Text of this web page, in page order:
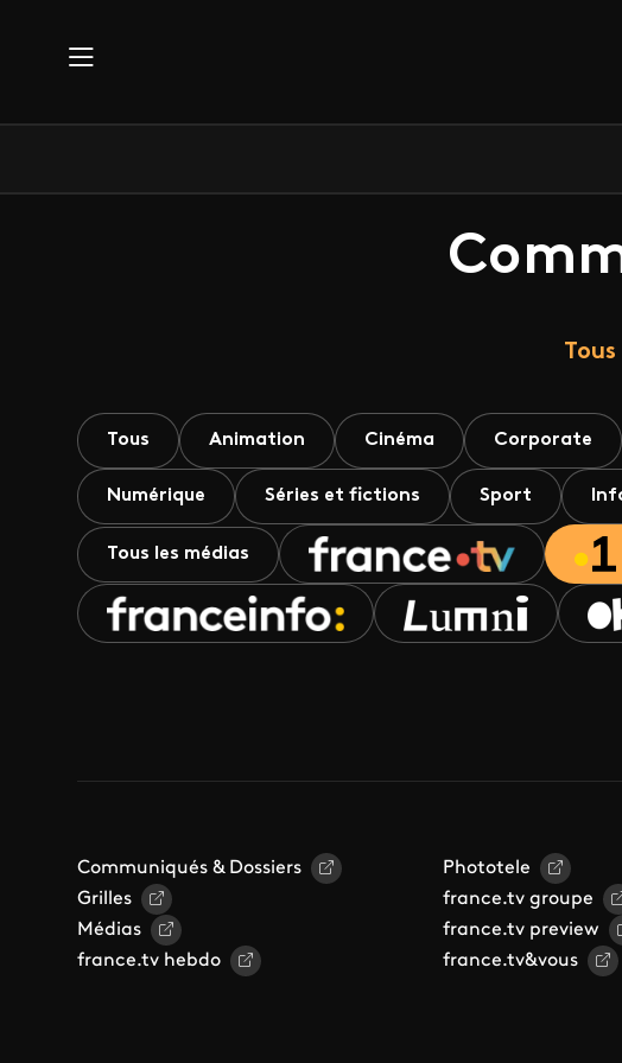
Tous
Tous Animation Cinéma Corporate
Numérique Séries et fictions Sport
Tous les médias
Communiqués & Dossiers
Grilles
Médias
france.tv hebdo
Phototele
france.tv groupe
france.tv preview
france.tv&vous